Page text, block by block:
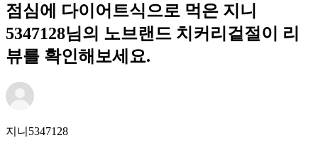
점심에 다이어트식으로 먹은 지니
5347128님의 노브랜드 치커리겉절이 리
뷰를 확인해보세요.
지니5347128